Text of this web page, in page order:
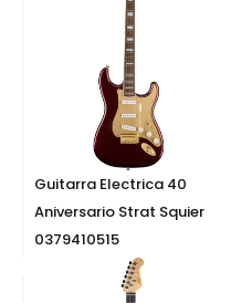
Guitarra Electrica 40
Aniversario Strat Squier
0379410515